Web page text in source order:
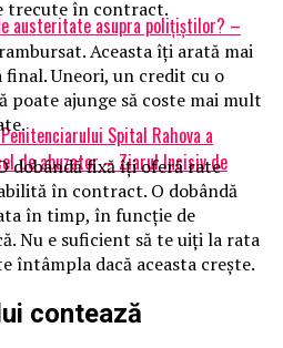
austeritate asupra polițiștilor? –
Spital Rahova a
de abuzator – Ziarul Incisiv de
trecute în contract.
Aceasta îți arată mai
Uneori, un credit cu o
poate ajunge să coste mai mult
dobândă fixă îți oferă rate
în contract. O dobândă
în timp, în funcție de
Nu e suficient să te uiți la rata
întâmpla dacă aceasta crește.
contează